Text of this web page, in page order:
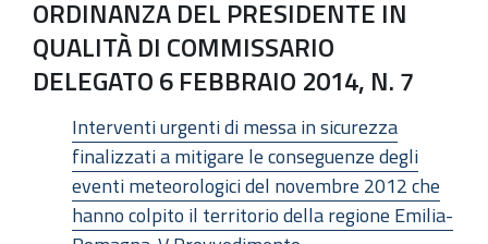
ORDINANZA DEL PRESIDENTE IN
QUALITÀ DI COMMISSARIO
DELEGATO 6 FEBBRAIO 2014, N. 7
Interventi urgenti di messa in sicurezza
finalizzati a mitigare le conseguenze degli
eventi meteorologici del novembre 2012 che
hanno colpito il territorio della regione Emilia-